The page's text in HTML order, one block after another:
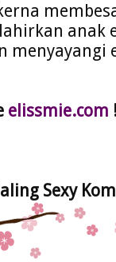
anak
menyayangi
elissmie.com
Sexy